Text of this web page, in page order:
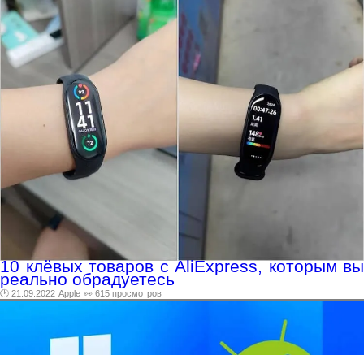
10 клёвых товаров с AliExpress, которым вы
реально обрадуетесь
🕑 21.09.2022 Apple 👀 615 просмотров